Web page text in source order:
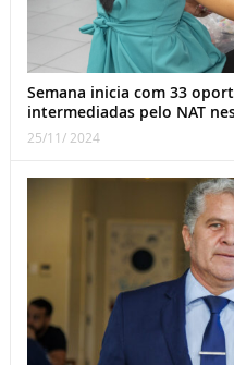
Semana inicia com 33
intermediadas pelo NAT
25/11/ 2024